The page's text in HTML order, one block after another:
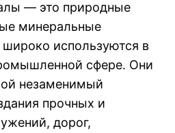
— это природные
минеральные
используются в
сфере. Они
незаменимый
прочных и
дорог,